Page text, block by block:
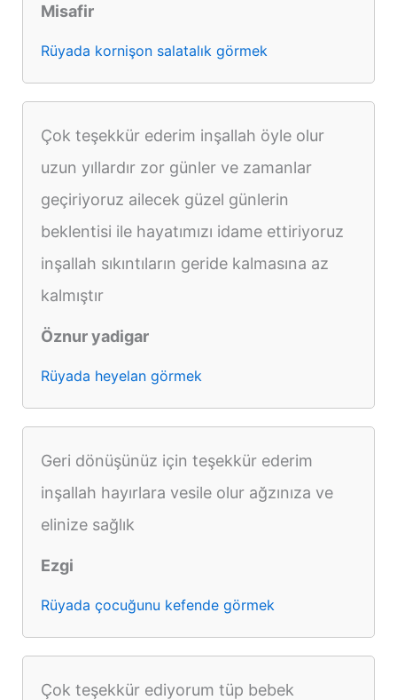
Misafir
Rüyada kornişon salatalık görmek
Çok teşekkür ederim inşallah öyle olur
uzun yıllardır zor günler ve zamanlar
geçiriyoruz ailecek güzel günlerin
beklentisi ile hayatımızı idame ettiriyoruz
inşallah sıkıntıların geride kalmasına az
kalmıştır
Öznur yadigar
Rüyada heyelan görmek
Geri dönüşünüz için teşekkür ederim
inşallah hayırlara vesile olur ağzınıza ve
elinize sağlık
Ezgi
Rüyada çocuğunu kefende görmek
Çok teşekkür ediyorum tüp bebek